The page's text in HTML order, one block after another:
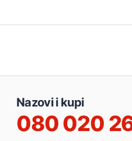
Nazovi i kupi
080 020